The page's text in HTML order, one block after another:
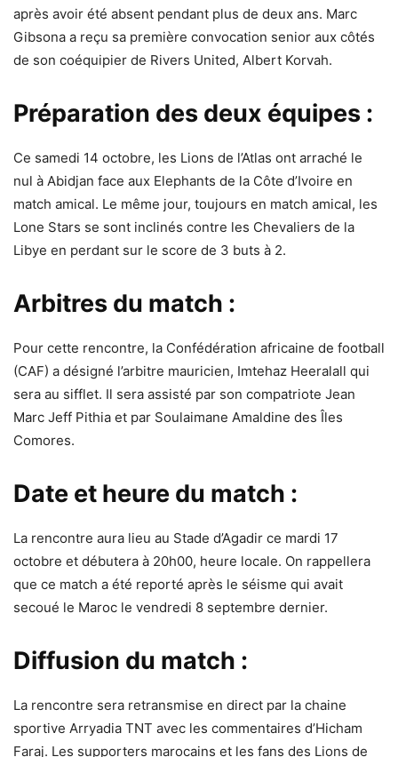
après avoir été absent pendant plus de deux ans. Marc
Gibsona a reçu sa première convocation senior aux côtés
de son coéquipier de Rivers United, Albert Korvah.
Préparation des deux équipes :
Ce samedi 14 octobre, les Lions de l’Atlas ont arraché le
nul à Abidjan face aux Elephants de la Côte d’Ivoire en
match amical. Le même jour, toujours en match amical, les
Lone Stars se sont inclinés contre les Chevaliers de la
Libye en perdant sur le score de 3 buts à 2.
Arbitres du match :
Pour cette rencontre, la Confédération africaine de football
(CAF) a désigné l’arbitre mauricien, Imtehaz Heeralall qui
sera au sifflet. Il sera assisté par son compatriote Jean
Marc Jeff Pithia et par Soulaimane Amaldine des Îles
Comores.
Date et heure du match :
La rencontre aura lieu au Stade d’Agadir ce mardi 17
octobre et débutera à 20h00, heure locale. On rappellera
que ce match a été reporté après le séisme qui avait
secoué le Maroc le vendredi 8 septembre dernier.
Diffusion du match :
La rencontre sera retransmise en direct par la chaine
sportive Arryadia TNT avec les commentaires d’Hicham
Faraj. Les supporters marocains et les fans des Lions de